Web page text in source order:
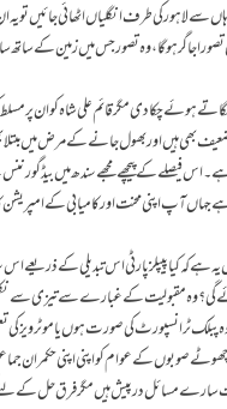
ں سے لاہور کی طرف انگلیاں اٹھائی جائیں تو یہ
اجاگر ہو گا، وہ تصور جس میں زمین کے ساتھ
ہوئے چکا دی مگر قائم علی شاہ کوان پر
ضعیف بھی ہیں اوربھول جانے کے مرض میں مبتلا
۔ اس فیصلے کے پیچھے مجھے سندھ میں بیڈ
جہاں آپ اپنی محنت اورکامیابی کے امپریشن
یہ ہے کہ کیا پیپلزپارٹی اس تبدیلی کے ذریعے
گی؟ وہ مقبولیت کے غبارے سے تیزی سے
پبلک ٹرانسپورٹ کی صورت ہوں یا موٹرویزکی
صوبوں کے عوام کو اپنی اپنی حکمران
بہت سارے مسائل درپیش ہیں مگرفرق حل کے